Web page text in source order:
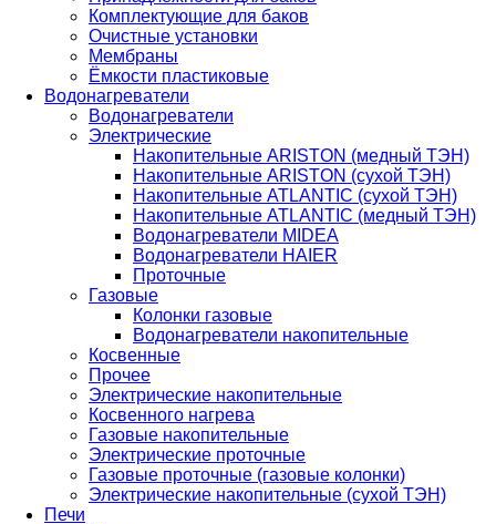
Комплектующие для баков
Очистные установки
Мембраны
Ёмкости пластиковые
Водонагреватели
Водонагреватели
Электрические
Накопительные ARISTON (медный ТЭН)
Накопительные ARISTON (сухой ТЭН)
Накопительные ATLANTIC (сухой ТЭН)
Накопительные ATLANTIC (медный ТЭН)
Водонагреватели MIDEA
Водонагреватели HAIER
Проточные
Газовые
Колонки газовые
Водонагреватели накопительные
Косвенные
Прочее
Электрические накопительные
Косвенного нагрева
Газовые накопительные
Электрические проточные
Газовые проточные (газовые колонки)
Электрические накопительные (сухой ТЭН)
Печи